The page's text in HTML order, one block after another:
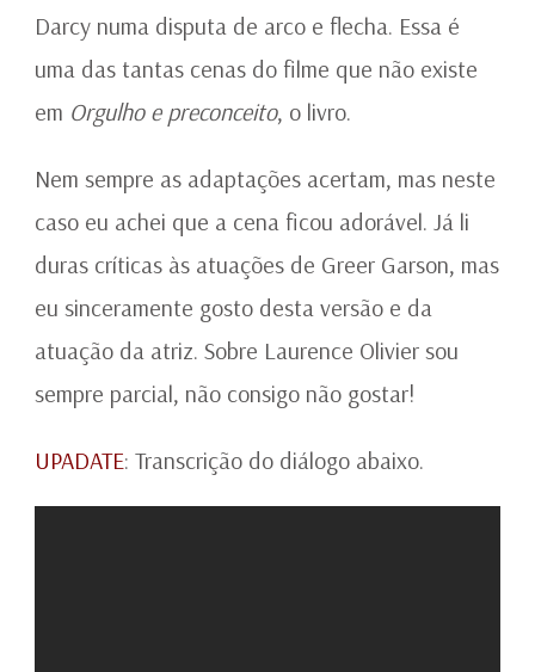
Darcy numa disputa de arco e flecha. Essa é
uma das tantas cenas do filme que não existe
em Orgulho e preconceito, o livro.
Nem sempre as adaptações acertam, mas neste
caso eu achei que a cena ficou adorável. Já li
duras críticas às atuações de Greer Garson, mas
eu sinceramente gosto desta versão e da
atuação da atriz. Sobre Laurence Olivier sou
sempre parcial, não consigo não gostar!
UPADATE: Transcrição do diálogo abaixo.